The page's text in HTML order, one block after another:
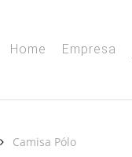
Home Empresa
Camisa Pólo